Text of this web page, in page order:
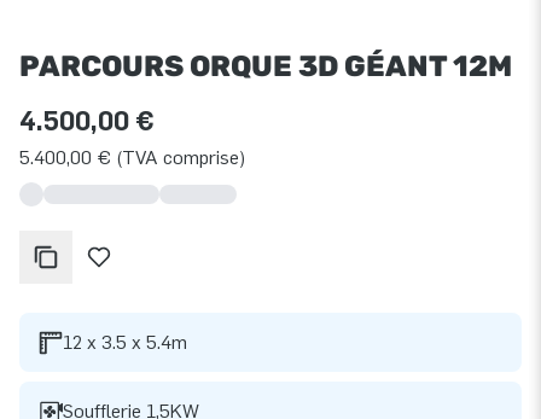
PARCOURS ORQUE 3D GÉANT 12M
4.500,00 €
5.400,00 € (TVA comprise)
12 x 3.5 x 5.4m
Soufflerie 1,5KW